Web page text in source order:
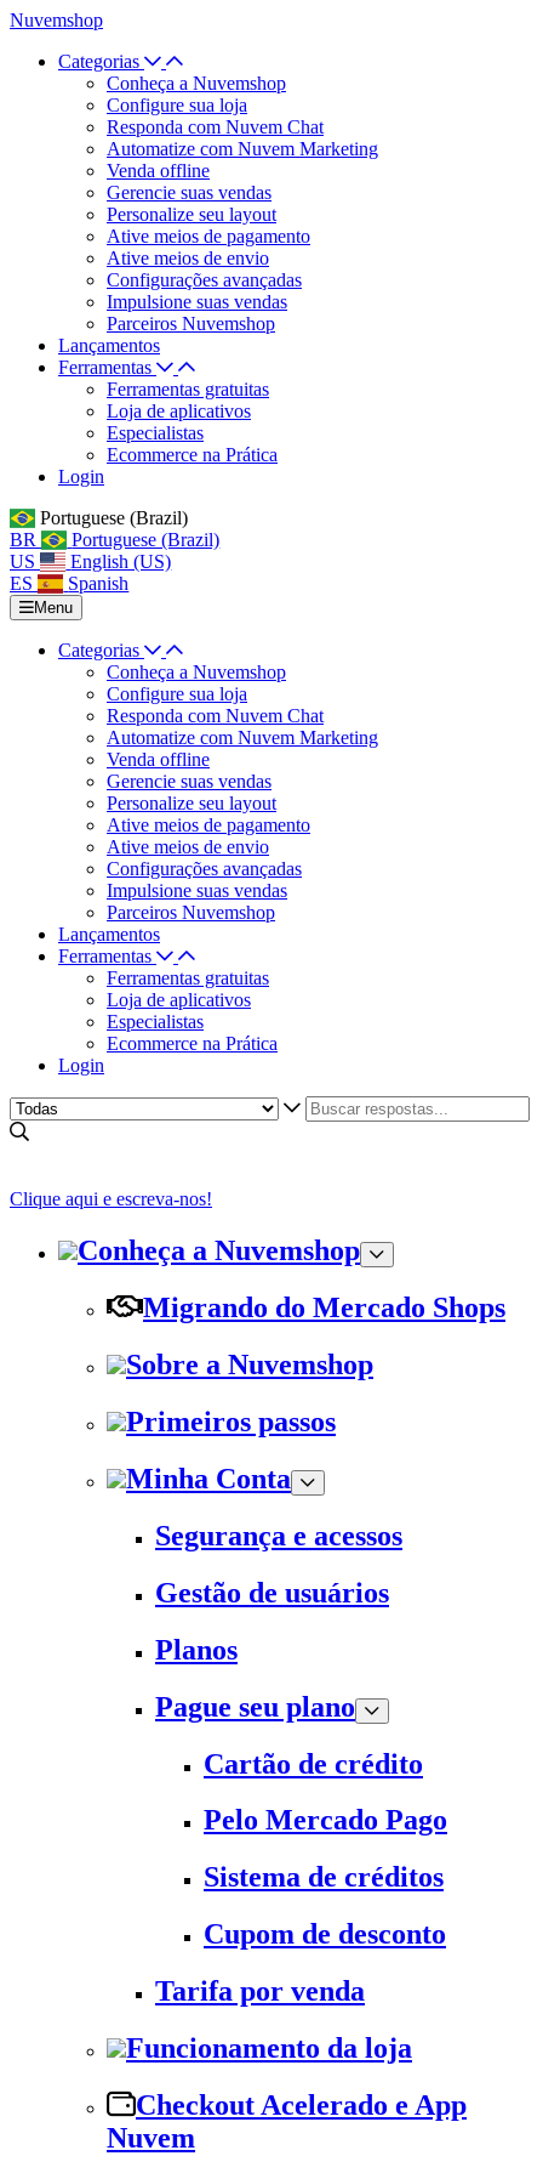
Nuvemshop
Categorias
Conheça a Nuvemshop
Configure sua loja
Responda com Nuvem Chat
Automatize com Nuvem Marketing
Venda offline
Gerencie suas vendas
Personalize seu layout
Ative meios de pagamento
Ative meios de envio
Configurações avançadas
Impulsione suas vendas
Parceiros Nuvemshop
Lançamentos
Ferramentas
Ferramentas gratuitas
Loja de aplicativos
Especialistas
Ecommerce na Prática
Login
Portuguese (Brazil)
BR
Portuguese (Brazil)
US
English (US)
ES
Spanish
Menu
Categorias
Conheça a Nuvemshop
Configure sua loja
Responda com Nuvem Chat
Automatize com Nuvem Marketing
Venda offline
Gerencie suas vendas
Personalize seu layout
Ative meios de pagamento
Ative meios de envio
Configurações avançadas
Impulsione suas vendas
Parceiros Nuvemshop
Lançamentos
Ferramentas
Ferramentas gratuitas
Loja de aplicativos
Especialistas
Ecommerce na Prática
Login
Clique aqui e escreva-nos!
Conheça a Nuvemshop
Migrando do Mercado Shops
Sobre a Nuvemshop
Primeiros passos
Minha Conta
Segurança e acessos
Gestão de usuários
Planos
Pague seu plano
Cartão de crédito
Pelo Mercado Pago
Sistema de créditos
Cupom de desconto
Tarifa por venda
Funcionamento da loja
Checkout Acelerado e App
Nuvem